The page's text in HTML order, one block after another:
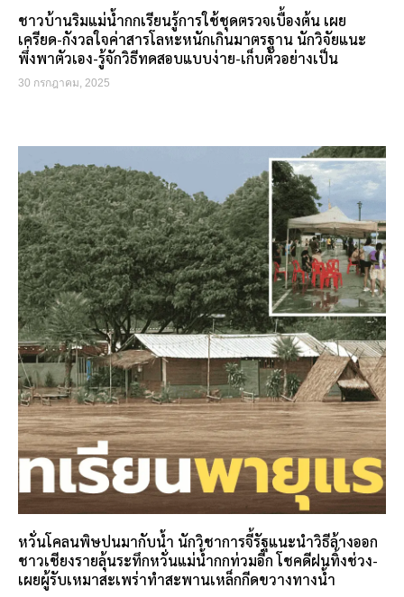
ชาวบ้านริมแม่น้ำกกเรียนรู้การใช้ชุดตรวจเบื้องต้น เผย
เครียด-กังวลใจค่าสารโลหะหนักเกินมาตรฐาน นักวิจัยแนะ
พึ่งพาตัวเอง-รู้จักวิธีทดสอบแบบง่าย-เก็บตัวอย่างเป็น
30 กรกฎาคม, 2025
หวั่นโคลนพิษปนมากับน้ำ นักวิชาการจี้รัฐแนะนำวิธีล้างออก
ชาวเชียงรายลุ้นระทึกหวั่นแม่น้ำกกท่วมอีก โชคดีฝนทิ้งช่วง-
เผยผู้รับเหมาสะเพร่าทำสะพานเหล็กกีดขวางทางน้ำ